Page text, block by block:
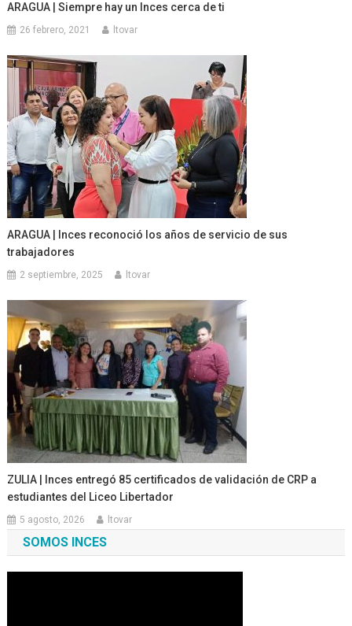
ARAGUA | Siempre hay un Inces cerca de ti
26 febrero, 2021 ltovar
ARAGUA | Inces reconoció los años de servicio de sus
trabajadores
2 septiembre, 2025 ltovar
ZULIA | Inces entregó 85 certificados de validación de CRP a
estudiantes del Liceo Libertador
5 agosto, 2026 ltovar
SOMOS INCES